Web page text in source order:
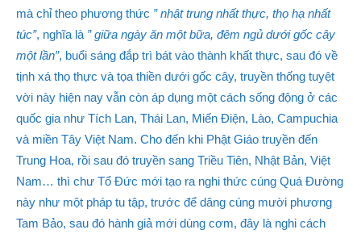
mà chỉ theo phương thức ” nhật trung nhất thực, thọ hạ nhất
túc”, nghĩa là ” giữa ngày ăn một bữa, đêm ngủ dưới gốc cây
một lần”, buổi sáng đắp trì bát vào thành khất thực, sau đó về
tịnh xá thọ thực và tọa thiền dưới gốc cây, truyền thống tuyệt
vời này hiện nay vẫn còn áp dụng một cách sống động ở các
quốc gia như Tích Lan, Thái Lan, Miến Điện, Lào, Campuchia
và miền Tây Việt Nam. Cho đến khi Phật Giáo truyền đến
Trung Hoa, rồi sau đó truyền sang Triều Tiên, Nhật Bản, Việt
Nam… thì chư Tổ Đức mới tạo ra nghi thức cúng Quá Đường
này như một pháp tu tập, trước để dâng cúng mười phương
Tam Bảo, sau đó hành giả mới dùng cơm, đây là nghi cách